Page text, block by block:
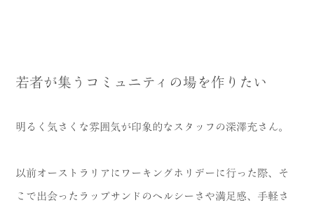
若者が集うコミュニティの場を作りたい
明るく気さくな雰囲気が印象的なスタッフの深澤充さん。
以前オーストラリアにワーキングホリデーに行った際、そ
こで出会ったラップサンドのヘルシーさや満足感、手軽さ